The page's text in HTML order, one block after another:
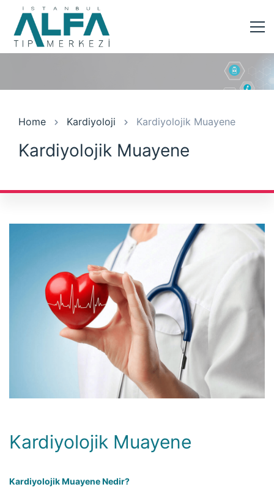
Home Kardiyoloji Kardiyolojik Muayene
Kardiyolojik Muayene
Kardiyolojik Muayene
Kardiyolojik Muayene Nedir?